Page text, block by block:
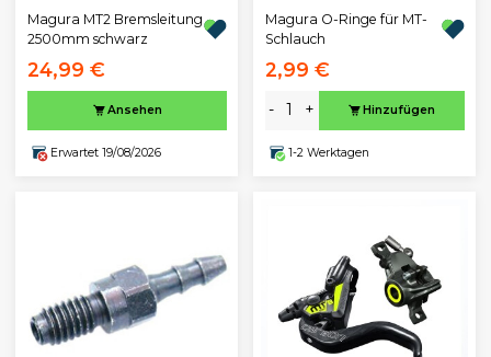
Magura MT2 Bremsleitung
2500mm schwarz
24,99 €
Ansehen
Erwartet 19/08/2026
Magura O-Ringe für MT-
Schlauch
2,99 €
- + Hinzufügen
1-2 Werktagen